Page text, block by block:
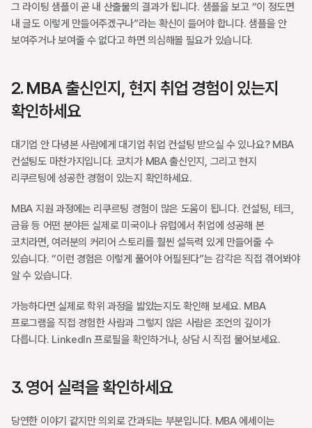
그 라이팅 샘플이 곧 내 산출물의 결과가 됩니다. 샘플을 보고 “이 정도면
내 글도 이렇게 만들어주겠구나”라는 확신이 들어야 합니다. 샘플을 안
보여주거나 보여줄 수 없다고 하면 의심해볼 필요가 있습니다.
2. MBA 출신인지, 현지 취업 경험이 있는지
확인하세요
대기업 안 다녕본 사람에게 대기업 취업 컨설팅 받으실 수 있나요? MBA
컨설팅도 마찬가지입니다. 코치가 MBA 출신인지, 그리고 현지
리쿠르팅에 성공한 경험이 있는지 확인하세요.
MBA 지원 과정에는 리쿠르팅 경험이 많은 도움이 됩니다. 컨설팅, 테크,
금융 등 어떤 분야든 실제로 미국이나 유럽에서 취업에 성공해 본
코치라면, 여러분의 커리어 스토리를 훨씬 설득력 있게 만들어줄 수
있습니다. “이런 경험은 이렇게 풀어야 어필된다”는 감각은 직접 겪어봐야
알 수 있습니다.
가능하다면 실제로 학위 과정을 밟았는지도 확인해 보세요. MBA
프로그램을 직접 경험한 사람과 그렇지 않은 사람은 조언의 깊이가
다릅니다. LinkedIn 프로필을 확인하거나, 상담 시 직접 물어보세요.
3. 영어 실력을 확인하세요
당연한 이야기 같지만 의외로 간과되는 부분입니다. MBA 에세이는